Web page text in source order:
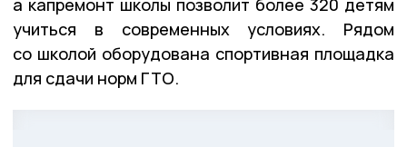
учиться в современных условиях. Рядом
со школой оборудована спортивная площадка
для сдачи норм ГТО.